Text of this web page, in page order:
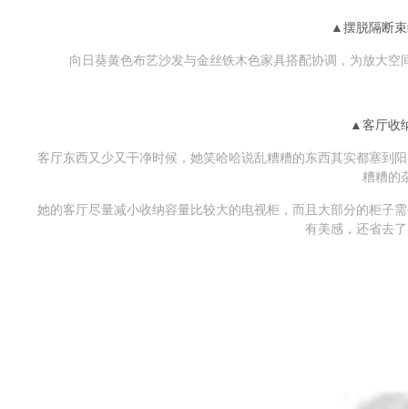
▲摆脱隔断
向日葵黄色布艺沙发与金丝铁木色家具搭配协调，为放大
▲客厅收
客厅东西又少又干净时候，她笑哈哈说乱糟糟的东西其实都塞到
糟糟的
她的客厅尽量减小收纳容量比较大的电视柜，而且大部分的柜子
有美感，还省去